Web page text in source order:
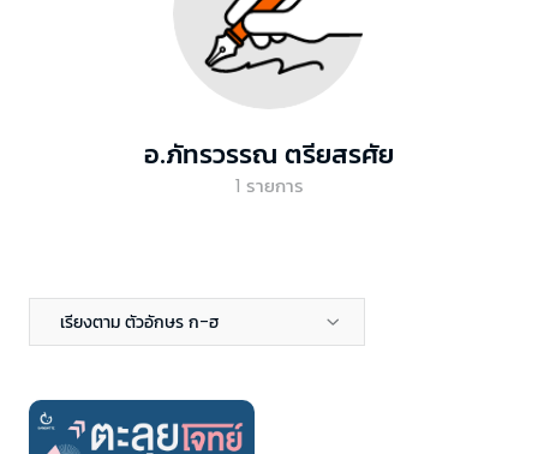
อ.ภัทรวรรณ ตรียสรศัย
1 รายการ
เรียงตาม ตัวอักษร ก-ฮ